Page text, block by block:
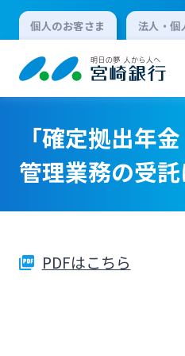
個人のお客さま 法人・個
個人向けインター
ログ
法人向けインター
「確定拠出年
管理業務の受託
PDFはこちら